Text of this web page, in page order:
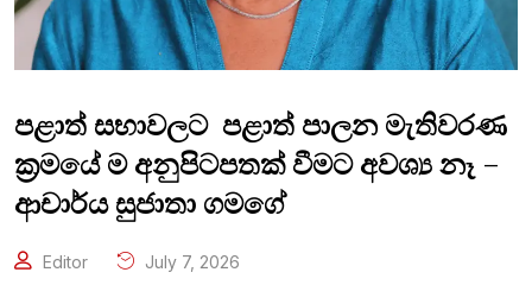
පළාත් සභාවලට පළාත් පාලන මැතිවරණ
ක්‍රමයේ ම අනුපිටපතක් වීමට අවශ්‍ය නෑ –
ආචාර්ය සුජාතා ගමගේ
Editor July 7, 2026